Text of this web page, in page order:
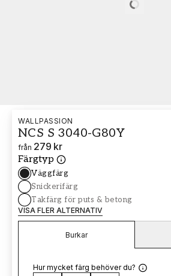
Loading…
WALLPASSION
NCS S 3040-G80Y
från 279 kr
Färgtyp
Väggfärg
Snickerifärg
Takfärg för puts & betong
VISA FLER ALTERNATIV
Burkar
Hur mycket färg behöver du?